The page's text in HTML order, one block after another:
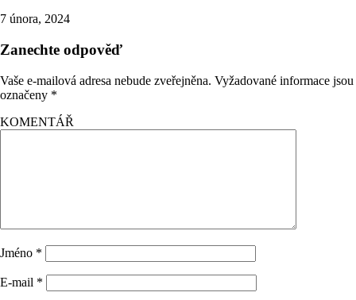
7 února, 2024
Zanechte odpověď
Vaše e-mailová adresa nebude zveřejněna. Vyžadované informace jsou
označeny *
KOMENTÁŘ
Jméno *
E-mail *